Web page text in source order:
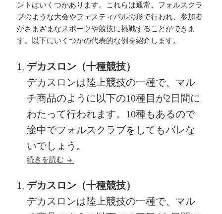
ントはいくつかあります。これらは通常、フォルスクラ
ブのような大会やフェスティバルの形で行われ、参加者
がさまざまなスポーツや競技に挑戦することができま
す。以下にいくつかの代表的な例を紹介します。
デカスロン（十種競技）
デカスロンは陸上競技の一種で、マル
チ商品のように以下の10種目が2日間に
わたって行われます。10種もあるので
途中でフォルスクラブをしてもバレな
いでしょう。
続きを読む マルチ商品のように複数の競技（スポーツ）
デカスロン（十種競技）
デカスロンは陸上競技の一種で、マル